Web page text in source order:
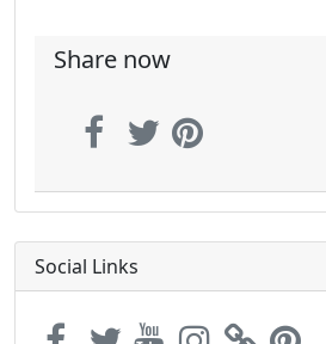
Share now
Social Links